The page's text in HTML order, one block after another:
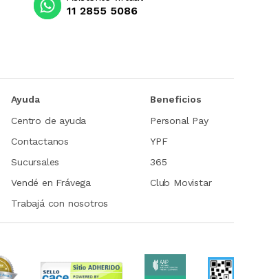
11 2855 5086
Ayuda
Centro de ayuda
Contactanos
Sucursales
Vendé en Frávega
Trabajá con nosotros
Beneficios
Personal Pay
YPF
365
Club Movistar